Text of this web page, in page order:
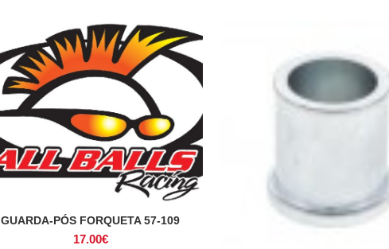
ADICIONAR
GUARDA-PÓS FORQUETA 57-109
17.00€